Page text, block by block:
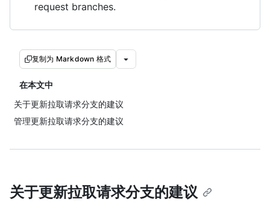
request branches.
复制为 Markdown 格式
在本文中
关于更新拉取请求分支的建议
管理更新拉取请求分支的建议
关于更新拉取请求分支的建议